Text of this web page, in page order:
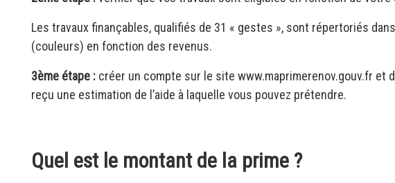
Les travaux finançables, qualifiés de 31 « gestes », sont répertoriés
(couleurs) en fonction des revenus.
3ème étape : créer un compte sur le site www.maprimerenov.gouv.fr et
reçu une estimation de l’aide à laquelle vous pouvez prétendre.
Quel est le montant de la prime ?